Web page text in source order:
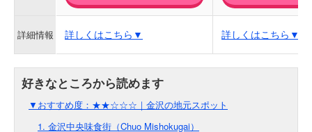
詳細情報 詳しくはこちら▼ 詳しくはこちら▼
▼おすすめ度：★★☆☆☆｜金沢の地元スポット
1. 金沢中央味食街（Chuo Mishokugai）